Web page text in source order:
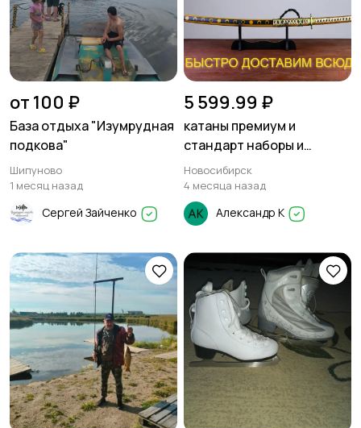
природе1
дартс
1
Другое2
от 100 ₽
База отдыха "Изумрудная
подкова"
Шипуново
1 месяц назад
Сергей Зайченко
5 599.99 ₽
катаны премиум и
стандарт наборы и
одиночные . супер
качество
Новосибирск
4 месяца назад
Александр К